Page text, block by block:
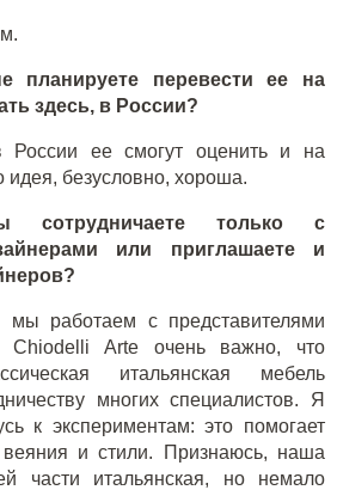
планируете перевести ее на
здесь, в России?
ее смогут оценить и на
идея, безусловно, хороша.
только с
или приглашаете и
мы работаем с представителями
Chiodelli Arte очень важно, что
итальянская мебель
многих специалистов. Я
к экспериментам: это помогает
и стили. Признаюсь, наша
части итальянская, но немало